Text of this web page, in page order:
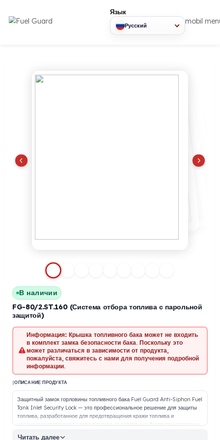
Язык
Русский
В наличии
FG-80/2.ST.160 (Система отбора топлива с
защитой)
Информация:Крышка топливного бака может не входить
в комплект замка безопасности бака. Поскольку это
может различаться в зависимости от продукта,
пожалуйста, свяжитесь с нами для получения
информации.
ОПИСАНИЕ ПРОДУКТА